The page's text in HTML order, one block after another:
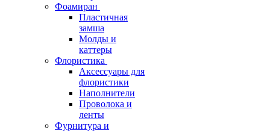
Фоамиран
Пластичная
замша
Молды и
каттеры
Флористика
Аксессуары для
флористики
Наполнители
Проволока и
ленты
Фурнитура и